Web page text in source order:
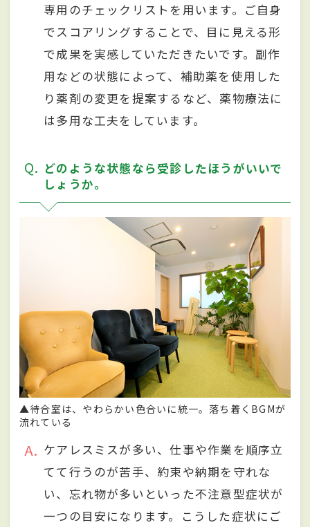
専用のチェックリストを用います。ご自身
でスコアリングすることで、目に見える形
で成果を実感していただきたいです。副作
用などの状態によって、補助薬を使用した
り薬剤の変更を提案するなど、薬物療法に
は多用な工夫をしています。
Q
どのような状態なら受診したほうがいいで
しょうか。
▲待合室は、やわらかい色合いに統一。落ち着くBGMが
流れている
A
ケアレスミスが多い、仕事や作業を順序立
てて行うのが苦手、約束や納期を守れな
い、忘れ物が多いといった不注意型症状が
一つの目安になります。こうした症状にご